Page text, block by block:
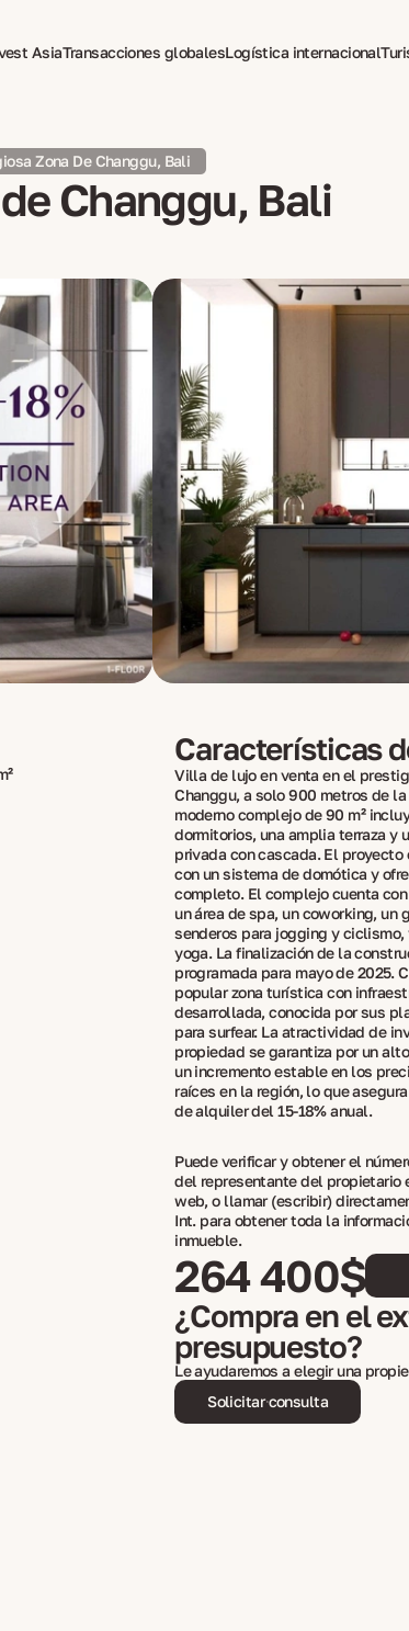
AsiaTransacciones globalesLogística internacional
Zona De Changgu, Bali
Changgu, Bali
Características
Villa de lujo en venta en el
Changgu, a solo 900 metros de
moderno complejo de 90 m²
dormitorios, una amplia terraza y
privada con cascada. El proyecto
con un sistema de domótica y
completo. El complejo cuenta
un área de spa, un coworking, un
senderos para jogging y ciclismo,
yoga. La finalización de la
programada para mayo de 2025.
popular zona turística con
desarrollada, conocida por sus
para surfear. La atractividad de
propiedad se garantiza por un
un incremento estable en los
raíces en la región, lo que
de alquiler del 15-18% anual.
Puede verificar y obtener el
del representante del propietario
web, o llamar (escribir)
Int. para obtener toda la
inmueble.
264 400$
¿Compra en el
presupuesto?
Le ayudaremos a elegir una
Solicitar consulta